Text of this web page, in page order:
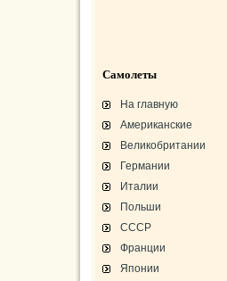
Самолеты
На главную
Американские
Великобритании
Германии
Италии
Польши
СССР
Франции
Японии